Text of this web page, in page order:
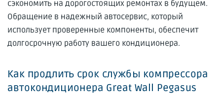
сэкономить на дорогостоящих ремонтах в будущем.
Обращение в надежный автосервис, который
использует проверенные компоненты, обеспечит
долгосрочную работу вашего кондиционера.
Как продлить срок службы компрессора
автокондиционера Great Wall Pegasus